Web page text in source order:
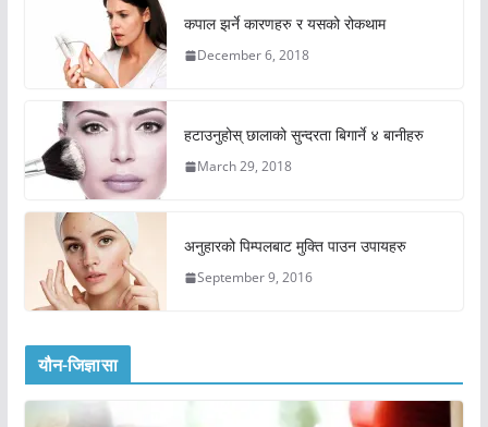
कपाल झर्ने कारणहरु र यसको रोकथाम
December 6, 2018
हटाउनुहोस् छालाको सुन्दरता बिगार्ने ४ बानीहरु
March 29, 2018
अनुहारको पिम्पलबाट मुक्ति पाउन उपायहरु
September 9, 2016
यौन-जिज्ञासा